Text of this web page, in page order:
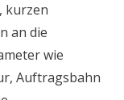
kurzen
an die
wie
Auftragsbahn